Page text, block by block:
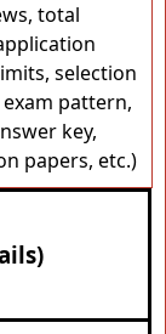
total
selection
exam pattern,
key,
papers, etc.)